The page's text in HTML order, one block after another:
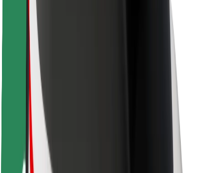
Pilsētas
Risinājumi pilsētām
Lidostas
Bolt uzlādes statīvi
Palīdzība